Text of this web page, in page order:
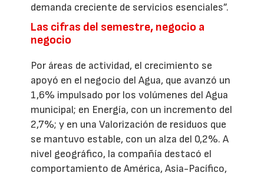
demanda creciente de servicios esenciales”.
Las cifras del semestre, negocio a
negocio
Por áreas de actividad, el crecimiento se
apoyó en el negocio del Agua, que avanzó un
1,6% impulsado por los volúmenes del Agua
municipal; en Energía, con un incremento del
2,7%; y en una Valorización de residuos que
se mantuvo estable, con un alza del 0,2%. A
nivel geográfico, la compañía destacó el
comportamiento de América, Asia-Pacífico,